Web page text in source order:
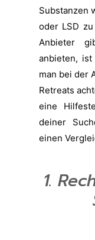
Substanzen
oder LSD
Anbieter
anbieten,
man bei der
Retreats
eine
deiner
einen
1.